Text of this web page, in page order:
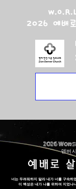
2026 예배
2026
덴버
예배로
너는 두려워하지 말라 내가 너를 구속하
이 백성은 내가 나를 위하여 지었나